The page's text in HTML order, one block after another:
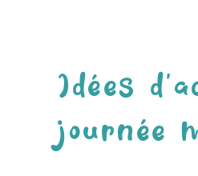
Idées
journée